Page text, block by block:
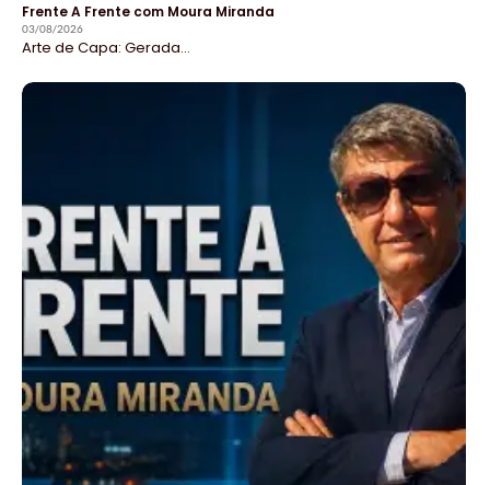
Frente A Frente com Moura Miranda
03/08/2026
Arte de Capa: Gerada...